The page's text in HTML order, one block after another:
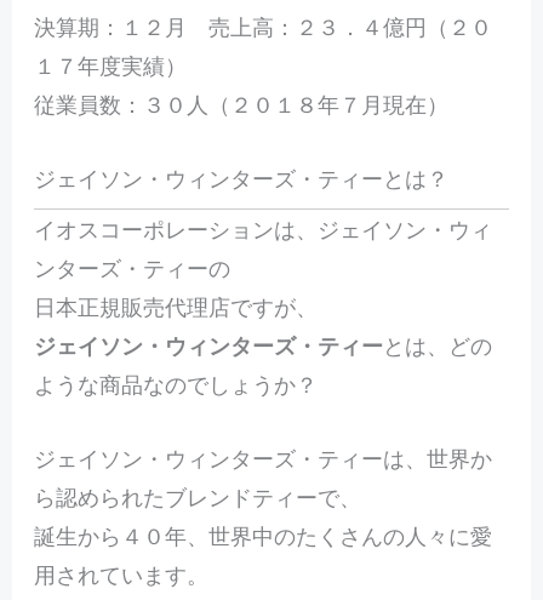
決算期：１２月 売上高：２３．４億円（２０
１７年度実績）
従業員数：３０人（２０１８年７月現在）
ジェイソン・ウィンターズ・ティーとは？
イオスコーポレーションは、ジェイソン・ウィ
ンターズ・ティーの
日本正規販売代理店ですが、
ジェイソン・ウィンターズ・ティーとは、どの
ような商品なのでしょうか？
ジェイソン・ウィンターズ・ティーは、世界か
ら認められたブレンドティーで、
誕生から４０年、世界中のたくさんの人々に愛
用されています。